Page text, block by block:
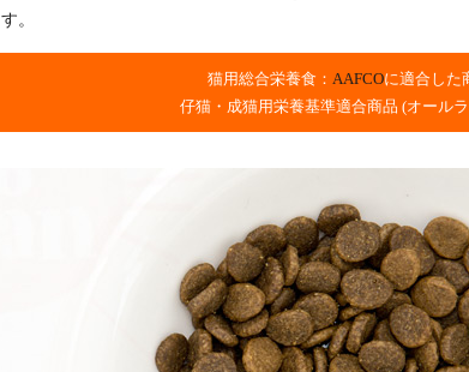
す。
猫用総合栄養食： AAFCOに適合した
仔猫・成猫用栄養基準適合商品 (オール